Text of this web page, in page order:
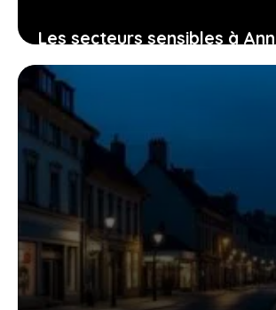
Les secteurs sensibles à
impactent le bien-être et la
des habitants
11 juillet 2026